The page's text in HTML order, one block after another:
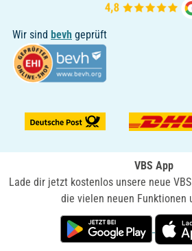
Wir sind bevh geprüft
VBS App
Lade dir jetzt kostenlos unsere neue
die vielen neuen Funktionen